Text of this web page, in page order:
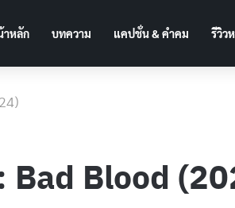
าหลัก บทความ แคปชั่น & คำคม รีวิว
Bad Blood